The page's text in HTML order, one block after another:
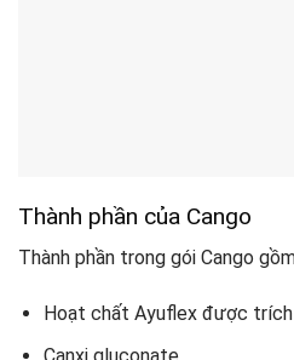
Thành phần của Cango
Thành phần trong gói Cango
Hoạt chất Ayuflex được